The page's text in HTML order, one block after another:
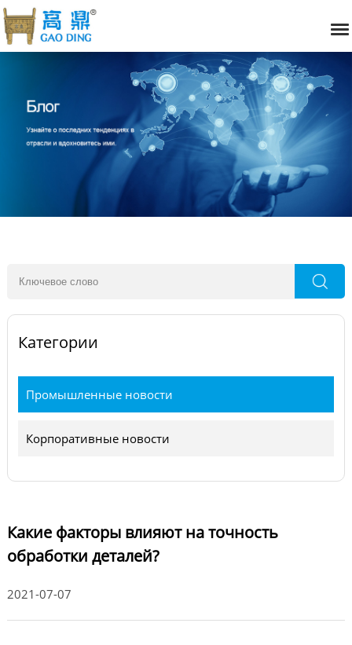
Категории
Промышленные новости
Корпоративные новости
Какие факторы влияют на точность
обработки деталей?
2021-07-07